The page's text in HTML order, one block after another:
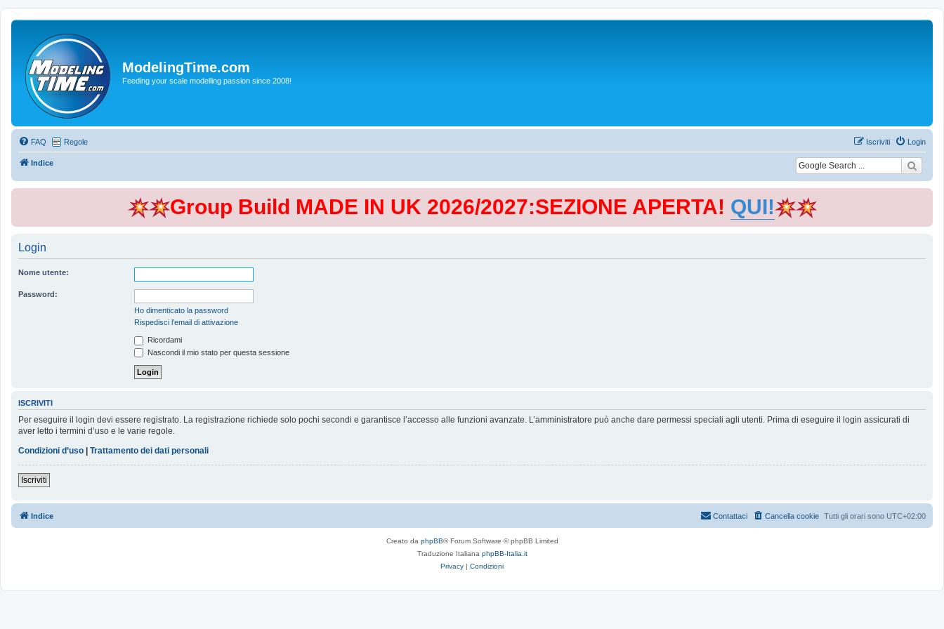
ModelingTime.com
Feeding your scale modelling passion since 2008!
FAQ Regole Login
Iscriviti
Indice
Group Build MADE IN UK 2026/2027:SEZIONE APERTA! QUI!
Login
Nome utente:
Password:
Ho dimenticato la password
Rispedisci l’email di attivazione
Ricordami
Nascondi il mio stato per questa sessione
ISCRIVITI
Per eseguire il login devi essere registrato. La registrazione richiede solo pochi secondi e garantisce l’accesso alle funzioni avanzate. L’amministratore può anche dare permessi speciali agli utenti. Prima di eseguire il login assicurati di
aver letto i termini d’uso e le varie regole.
Condizioni d’uso | Trattamento dei dati personali
Iscriviti
Indice Tutti gli orari sono UTC+02:00
Cancella cookie
Contattaci
Creato da phpBB® Forum Software © phpBB Limited
Traduzione Italiana phpBB-Italia.it
Privacy | Condizioni